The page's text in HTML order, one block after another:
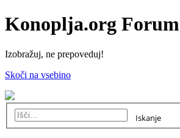
Konoplja.org Forum
Izobražuj, ne prepoveduj!
Skoči na vsebino
Iskanje